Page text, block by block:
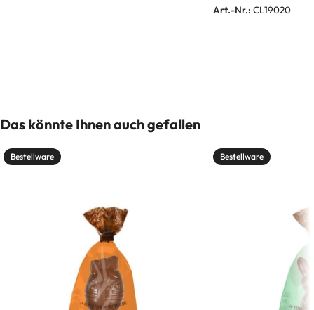
Art.-Nr.: CL19020
Das könnte Ihnen auch gefallen
Bestellware Bestellware